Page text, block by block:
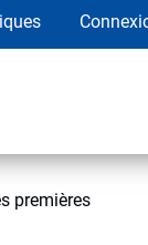
premières